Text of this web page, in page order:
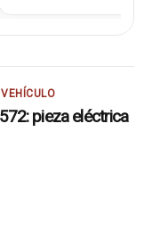
pieza eléctrica